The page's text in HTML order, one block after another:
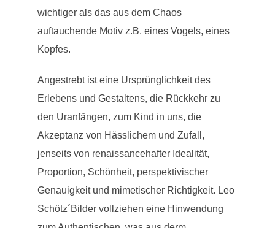
wichtiger als das aus dem Chaos
auftauchende Motiv z.B. eines Vogels, eines
Kopfes.
Angestrebt ist eine Ursprünglichkeit des
Erlebens und Gestaltens, die Rückkehr zu
den Uranfängen, zum Kind in uns, die
Akzeptanz von Hässlichem und Zufall,
jenseits von renaissancehafter Idealität,
Proportion, Schönheit, perspektivischer
Genauigkeit und mimetischer Richtigkeit. Leo
Schötz´Bilder vollziehen eine Hinwendung